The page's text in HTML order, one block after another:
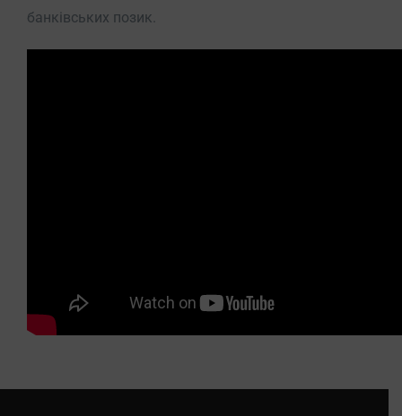
банківських позик.